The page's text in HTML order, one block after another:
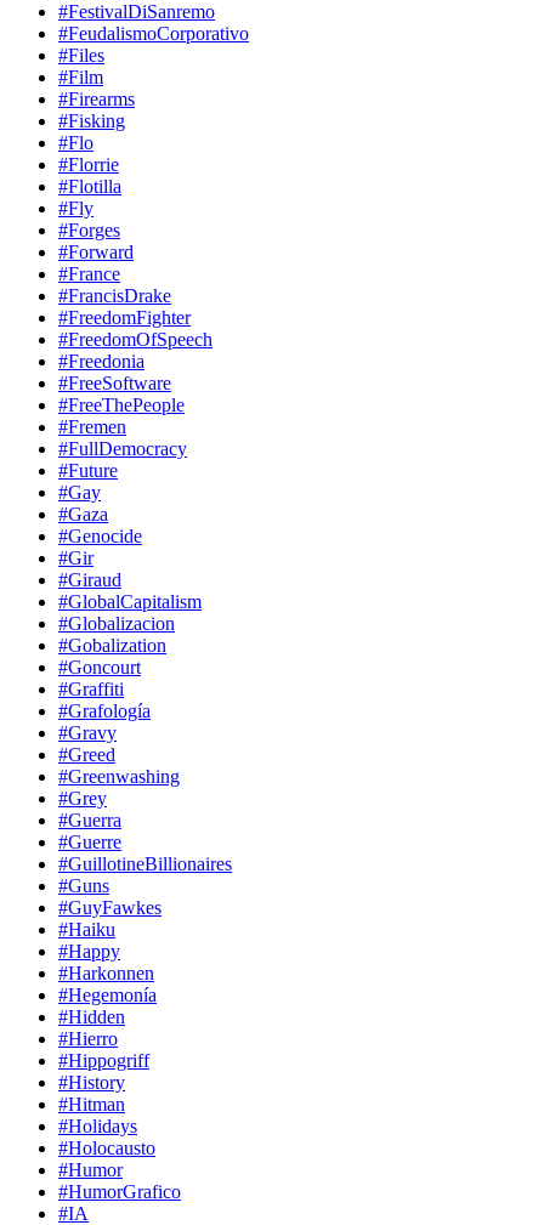
#FestivalDiSanremo
#FeudalismoCorporativo
#Files
#Film
#Firearms
#Fisking
#Flo
#Florrie
#Flotilla
#Fly
#Forges
#Forward
#France
#FrancisDrake
#FreedomFighter
#FreedomOfSpeech
#Freedonia
#FreeSoftware
#FreeThePeople
#Fremen
#FullDemocracy
#Future
#Gay
#Gaza
#Genocide
#Gir
#Giraud
#GlobalCapitalism
#Globalizacion
#Gobalization
#Goncourt
#Graffiti
#Grafología
#Gravy
#Greed
#Greenwashing
#Grey
#Guerra
#Guerre
#GuillotineBillionaires
#Guns
#GuyFawkes
#Haiku
#Happy
#Harkonnen
#Hegemonía
#Hidden
#Hierro
#Hippogriff
#History
#Hitman
#Holidays
#Holocausto
#Humor
#HumorGrafico
#IA